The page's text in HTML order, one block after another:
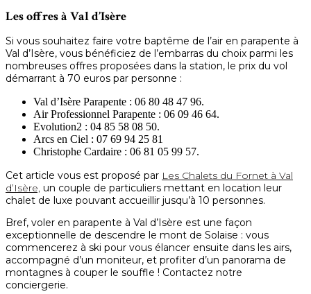
Les offres à Val d’Isère
Si vous souhaitez faire votre baptême de l’air en parapente à
Val d’Isère, vous bénéficiez de l’embarras du choix parmi les
nombreuses offres proposées dans la station, le prix du vol
démarrant à 70 euros par personne :
Val d’Isère Parapente : 06 80 48 47 96.
Air Professionnel Parapente : 06 09 46 64.
Evolution2 : 04 85 58 08 50.
Arcs en Ciel : 07 69 94 25 81
Christophe Cardaire : 06 81 05 99 57.
Cet article vous est proposé par Les Chalets du Fornet à Val
d’Isère, un couple de particuliers mettant en location leur
chalet de luxe pouvant accueillir jusqu’à 10 personnes.
Bref, voler en parapente à Val d’Isère est une façon
exceptionnelle de descendre le mont de Solaise : vous
commencerez à ski pour vous élancer ensuite dans les airs,
accompagné d’un moniteur, et profiter d’un panorama de
montagnes à couper le souffle ! Contactez notre
conciergerie.